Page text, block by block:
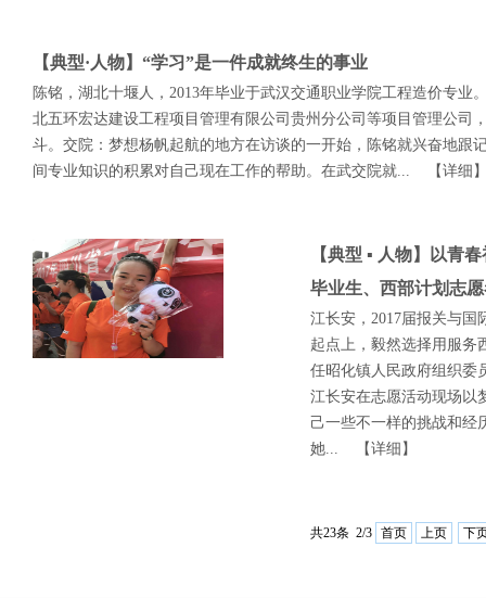
【典型·人物】“学习”是一件成就终生的事业
陈铭，湖北十堰人，2013年毕业于武汉交通职业学院工程造价专
北五环宏达建设工程项目管理有限公司贵州分公司等项目管理公司
斗。交院：梦想杨帆起航的地方在访谈的一开始，陈铭就兴奋地跟
间专业知识的积累对自己现在工作的帮助。在武交院就...
【详细
【典型 ▪ 人物】以青
毕业生、西部计划志
江长安，2017届报关与
起点上，毅然选择用服务
任昭化镇人民政府组织委
江长安在志愿活动现场以
己一些不一样的挑战和经
她...
【详细】
共23条 2/3 首页 上页 下